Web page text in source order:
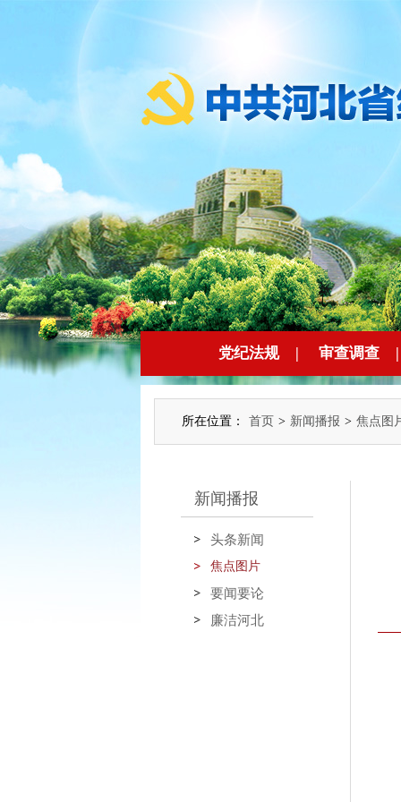
党纪法规 | 审查调查
所在位置： 首页 > 新闻播报 > 焦点图
新闻播报
头条新闻
焦点图片
要闻要论
廉洁河北